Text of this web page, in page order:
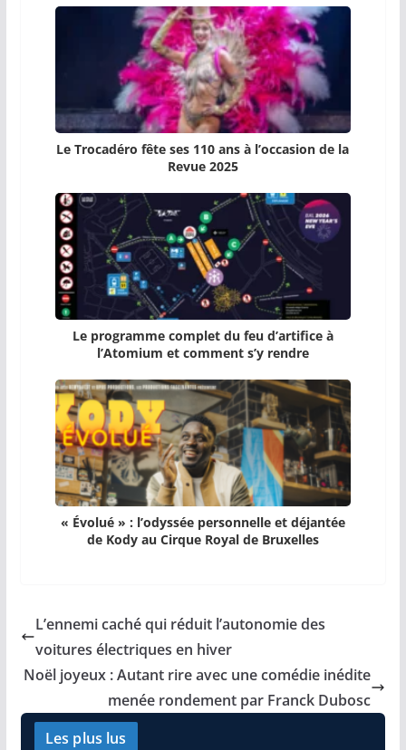
Le Trocadéro fête ses 110 ans à l’occasion de la
Revue 2025
Le programme complet du feu d’artifice à
l’Atomium et comment s’y rendre
« Évolué » : l’odyssée personnelle et déjantée
de Kody au Cirque Royal de Bruxelles
L’ennemi caché qui réduit l’autonomie des
voitures électriques en hiver
Noël joyeux : Autant rire avec une comédie inédite
menée rondement par Franck Dubosc
Les plus lus